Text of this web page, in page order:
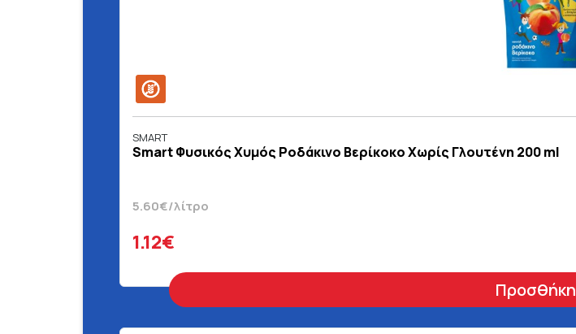
SMART
Smart Φυσικός Χυμός Ροδάκινο Βερίκοκο Χωρίς Γλουτένη 200 ml
5.60€/λίτρο
1.12€
Προσθήκη